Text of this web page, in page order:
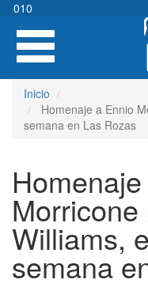
Pasar
contenido
principal
010
Toggle
navigation
Inicio
Homenaje a Ennio
semana en Las Rozas
Morricone
Williams,
semana